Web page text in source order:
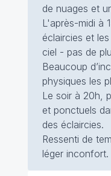
de nuages et
L'après-midi à
éclaircies et
ciel - pas de
Beaucoup
physiques les
Le soir à 20h,
et ponctuels
des éclaircies.
Ressenti de
léger inconfort.